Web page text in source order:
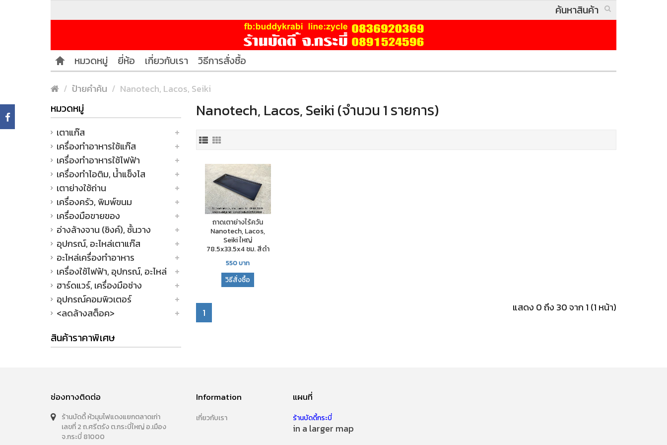
หมวดหมู่ ยี่ห้อ เกี่ยวกับเรา วิธีการสั่งซื้อ
ป้ายคำค้น Nanotech, Lacos, Seiki
หมวดหมู่
เตาแก๊ส
เครื่องทำอาหารใช้แก๊ส
เครื่องทำอาหารใช้ไฟฟ้า
เครื่องทำไอติม, น้ำแข็งไส
เตาย่างใช้ถ่าน
เครื่องครัว, พิมพ์ขนม
เครื่องมือขายของ
อ่างล้างจาน (ซิงค์), ชั้นวาง
อุปกรณ์, อะไหล่เตาแก๊ส
อะไหล่เครื่องทำอาหาร
เครื่องใช้ไฟฟ้า, อุปกรณ์, อะไหล่
ฮาร์ดแวร์, เครื่องมือช่าง
อุปกรณ์คอมพิวเตอร์
<ลดล้างสต็อค>
สินค้าราคาพิเศษ
Nanotech, Lacos, Seiki (จำนวน 1 รายการ)
ถาดเตาย่างไร้ควัน
Nanotech, Lacos,
Seiki ใหญ่
78.5x33.5x4 ซม. สีดำ
550บาท
วิธีสั่งซื้อ
1 แสดง 0 ถึง 30 จาก 1 (1 หน้า)
ช่องทางติดต่อ
ร้านบัดดี้ หัวมุมไฟแดงแยกตลาดเก่า
เลขที่ 2 ถ.ศรีตรัง ต.กระบี่ใหญ่ อ.เมือง
จ.กระบี่ 81000
Information
เกี่ยวกับเรา
แผนที่
ร้านบัดดี้กระบี่
in a larger map